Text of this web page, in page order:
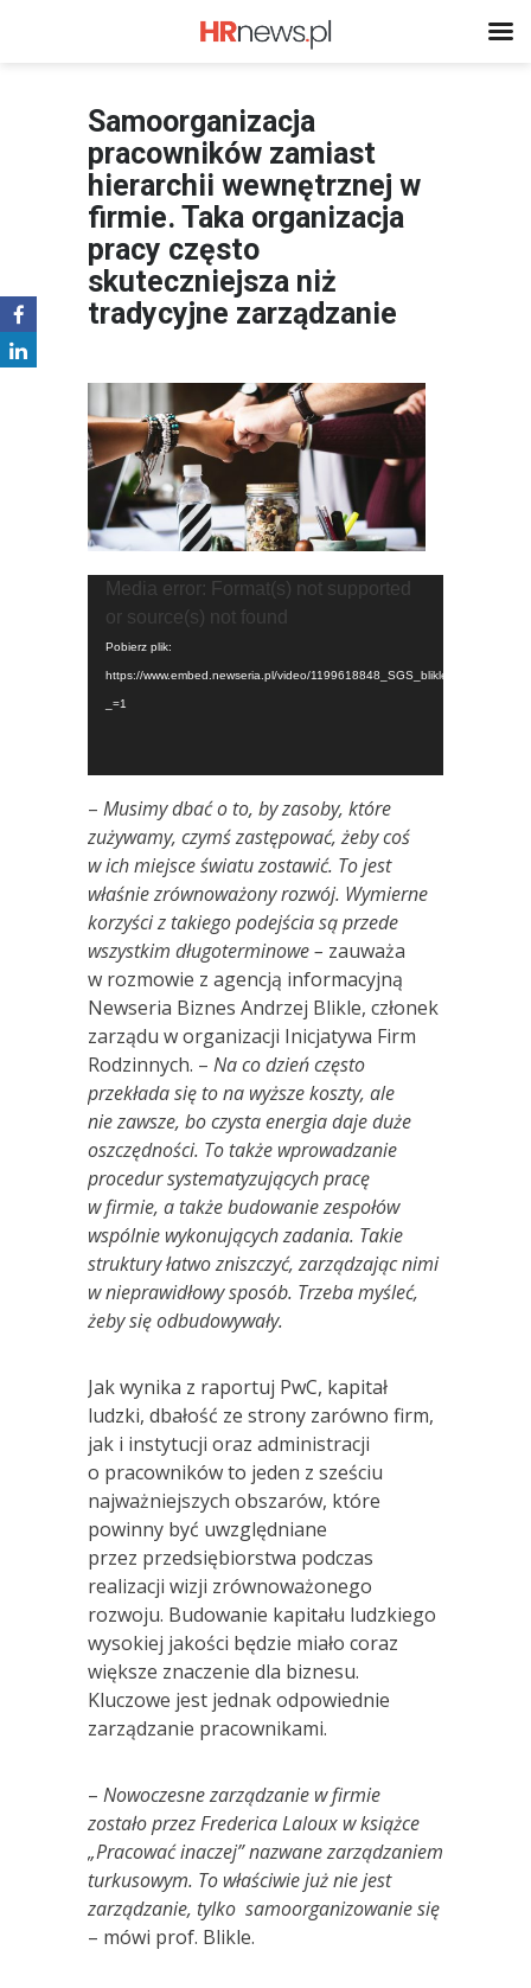
Samoorganizacja
pracowników zamiast
hierarchii wewnętrznej w
firmie. Taka organizacja
pracy często
skuteczniejsza niż
tradycyjne zarządzanie
Odtwarzacz
video
Media error: Format(s) not supported
or source(s) not found
Pobierz plik:
https://www.embed.newseria.pl/video/1199618848_SGS_blikle.mp4?
_=1
– Musimy dbać o to, by zasoby, które
zużywamy, czymś zastępować, żeby coś
w ich miejsce światu zostawić. To jest
właśnie zrównoważony rozwój. Wymierne
korzyści z takiego podejścia są przede
wszystkim długoterminowe – zauważa
w rozmowie z agencją informacyjną
Newseria Biznes Andrzej Blikle, członek
zarządu w organizacji Inicjatywa Firm
Rodzinnych. – Na co dzień często
przekłada się to na wyższe koszty, ale
nie zawsze, bo czysta energia daje duże
oszczędności. To także wprowadzanie
procedur systematyzujących pracę
w firmie, a także budowanie zespołów
wspólnie wykonujących zadania. Takie
struktury łatwo zniszczyć, zarządzając nimi
w nieprawidłowy sposób. Trzeba myśleć,
żeby się odbudowywały.
Jak wynika z raportuj PwC, kapitał
ludzki, dbałość ze strony zarówno firm,
jak i instytucji oraz administracji
o pracowników to jeden z sześciu
najważniejszych obszarów, które
powinny być uwzględniane
przez przedsiębiorstwa podczas
realizacji wizji zrównoważonego
rozwoju. Budowanie kapitału ludzkiego
wysokiej jakości będzie miało coraz
większe znaczenie dla biznesu.
Kluczowe jest jednak odpowiednie
zarządzanie pracownikami.
– Nowoczesne zarządzanie w firmie
zostało przez Frederica Laloux w książce
„Pracować inaczej” nazwane zarządzaniem
turkusowym. To właściwie już nie jest
zarządzanie, tylko samoorganizowanie się
– mówi prof. Blikle.